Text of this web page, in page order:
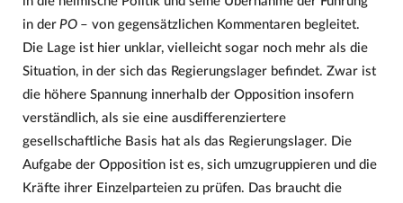
in derPO – von gegensätzlichen Kommentaren begleitet.
Die Lage ist hier unklar, vielleicht sogar noch mehr als die
Situation, in der sich das Regierungslager befindet. Zwar ist
die höhere Spannung innerhalb der Opposition insofern
verständlich, als sie eine ausdifferenziertere
gesellschaftliche Basis hat als das Regierungslager. Die
Aufgabe der Opposition ist es, sich umzugruppieren und die
Kräfte ihrer Einzelparteien zu prüfen. Das braucht die